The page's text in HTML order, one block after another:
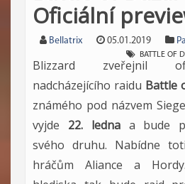
Oficiální
Bellatrix 05.01.2019
BATTLE OF
Blizzard zveřejnil
nadcházejícího raidu Battle
známého pod názvem
vyjde 22. lednaa bude
svého druhu. Nabídne
hráčům Aliance a